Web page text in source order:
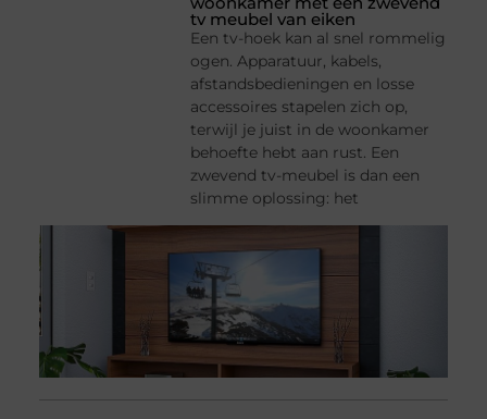
tv meubel van eiken
Een tv-hoek kan al snel rommelig
ogen. Apparatuur, kabels,
afstandsbedieningen en losse
accessoires stapelen zich op,
terwijl je juist in de woonkamer
behoefte hebt aan rust. Een
zwevend tv-meubel is dan een
slimme oplossing: het